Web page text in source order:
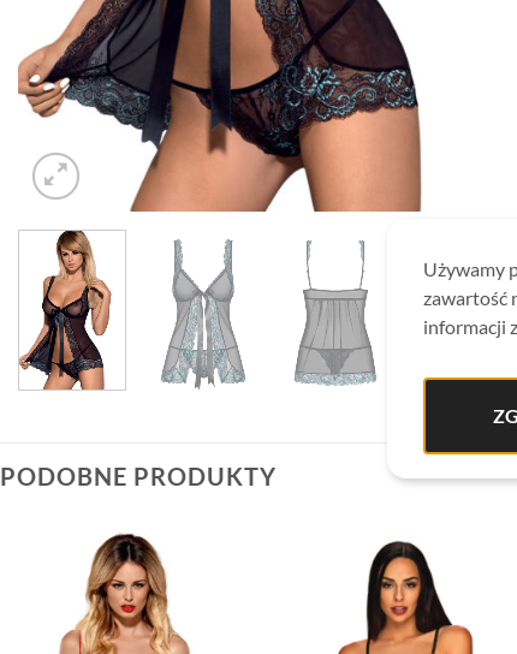
PODOBNE PRODUKTY
Używamy
zawartość
informacji